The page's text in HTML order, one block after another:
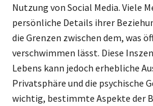
Nutzung von Social Media. Viele
persönliche Details ihrer
die Grenzen zwischen dem, was
verschwimmen lässt. Diese
Lebens kann jedoch erhebliche
Privatsphäre und die psychische
wichtig, bestimmte Aspekte der